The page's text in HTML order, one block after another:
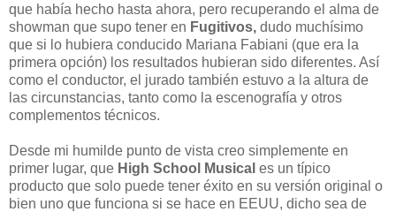
que había hecho hasta ahora, pero recuperando el alma de
showman que supo tener en Fugitivos, dudo muchísimo
que si lo hubiera conducido Mariana Fabiani (que era la
primera opción) los resultados hubieran sido diferentes. Así
como el conductor, el jurado también estuvo a la altura de
las circunstancias, tanto como la escenografía y otros
complementos técnicos.
Desde mi humilde punto de vista creo simplemente en
primer lugar, que High School Musical es un típico
producto que solo puede tener éxito en su versión original o
bien uno que funciona si se hace en EEUU, dicho sea de